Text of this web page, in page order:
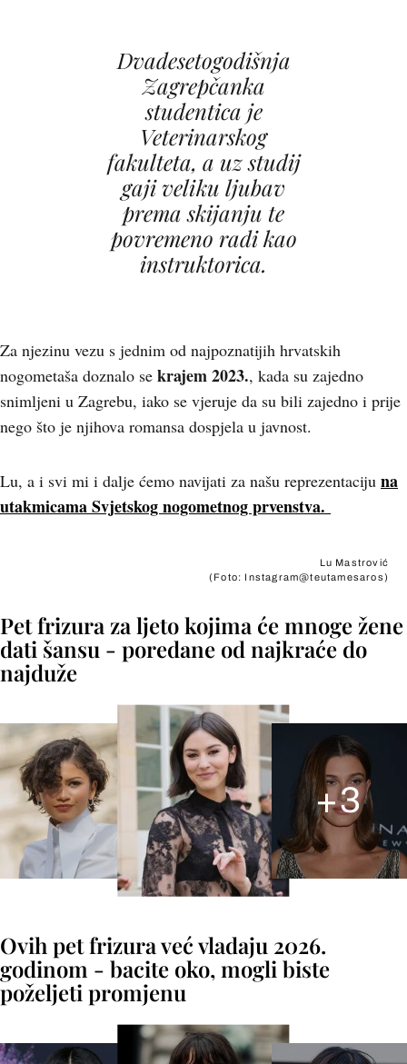
Dvadesetogodišnja
Zagrepčanka
studentica je
Veterinarskog
fakulteta, a uz studij
gaji veliku ljubav
prema skijanju te
povremeno radi kao
instruktorica.
Za njezinu vezu s jednim od najpoznatijih hrvatskih
nogometaša doznalo se krajem 2023., kada su zajedno
snimljeni u Zagrebu, iako se vjeruje da su bili zajedno i prije
nego što je njihova romansa dospjela u javnost.
Lu, a i svi mi i dalje ćemo navijati za našu reprezentaciju na
utakmicama Svjetskog nogometnog prvenstva.
Lu Mastrović
(Foto: Instagram@teutamesaros)
Pet frizura za ljeto kojima će mnoge žene
dati šansu - poredane od najkraće do
najduže
+3
Ovih pet frizura već vladaju 2026.
godinom - bacite oko, mogli biste
poželjeti promjenu